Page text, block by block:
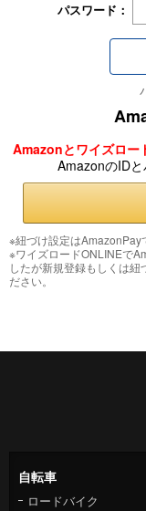
パスワード：
Amazonとワイズロー
AmazonのIDと
※紐づけ設定はAmazonPay
※ワイズロードONLINEで
したが新規登録もしくは
ださい。
自転車
ロードバイク